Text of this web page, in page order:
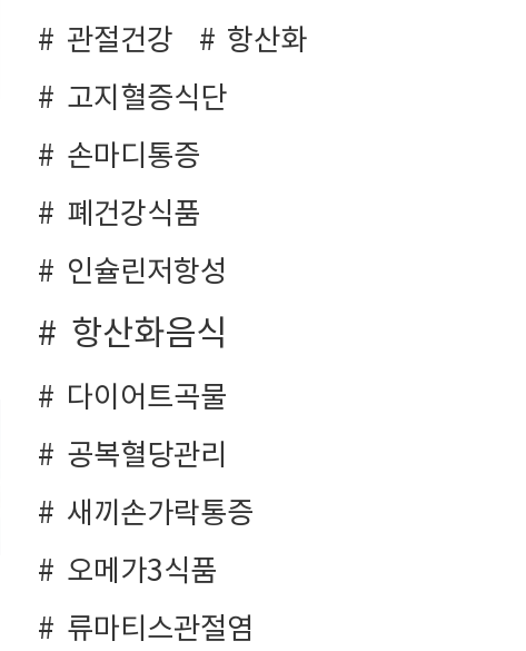
관절건강
항산화
고지혈증식단
손마디통증
폐건강식품
인슐린저항성
항산화음식
다이어트곡물
공복혈당관리
새끼손가락통증
오메가3식품
류마티스관절염